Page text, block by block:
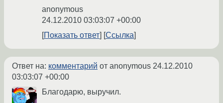
anonymous
24.12.2010 03:03:07 +00:00
Показать ответ
Ссылка
Ответ на: комментарий от anonymous 24.12.2010
03:03:07 +00:00
Благодарю, выручил.